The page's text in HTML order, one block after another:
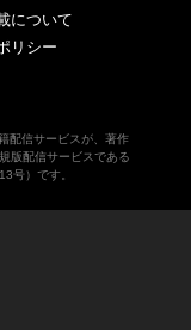
について
リシー
配信サービスが、著作
版配信サービスである
号）です。